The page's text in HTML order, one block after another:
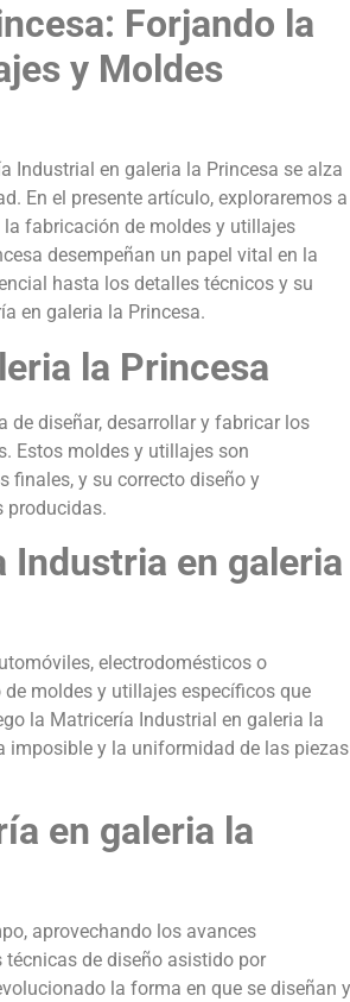
Forjando la
y Moldes
Industrial en galeria la Princesa se alza
En el presente artículo, exploraremos a
fabricación de moldes y utillajes
desempeñan un papel vital en la
hasta los detalles técnicos y su
en galeria la Princesa.
la Princesa
de diseñar, desarrollar y fabricar los
Estos moldes y utillajes son
finales, y su correcto diseño y
producidas.
Industria en galeria
electrodomésticos o
moldes y utillajes específicos que
la Matricería Industrial en galeria la
imposible y la uniformidad de las piezas
en galeria la
aprovechando los avances
de diseño asistido por
la forma en que se diseñan y